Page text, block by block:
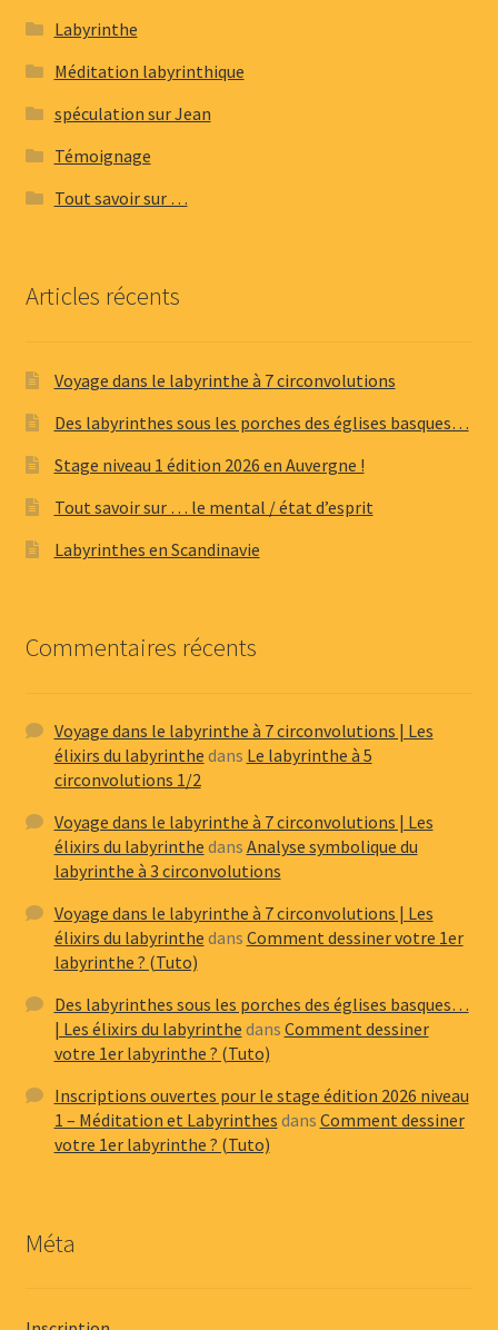
Labyrinthe
Méditation labyrinthique
spéculation sur Jean
Témoignage
Tout savoir sur …
Articles récents
Voyage dans le labyrinthe à 7 circonvolutions
Des labyrinthes sous les porches des églises basques…
Stage niveau 1 édition 2026 en Auvergne !
Tout savoir sur … le mental / état d’esprit
Labyrinthes en Scandinavie
Commentaires récents
Voyage dans le labyrinthe à 7 circonvolutions | Les
élixirs du labyrinthe dans Le labyrinthe à 5
circonvolutions 1/2
Voyage dans le labyrinthe à 7 circonvolutions | Les
élixirs du labyrinthe dans Analyse symbolique du
labyrinthe à 3 circonvolutions
Voyage dans le labyrinthe à 7 circonvolutions | Les
élixirs du labyrinthe dans Comment dessiner votre 1er
labyrinthe ? (Tuto)
Des labyrinthes sous les porches des églises basques…
| Les élixirs du labyrinthe dans Comment dessiner
votre 1er labyrinthe ? (Tuto)
Inscriptions ouvertes pour le stage édition 2026 niveau
1 – Méditation et Labyrinthes dans Comment dessiner
votre 1er labyrinthe ? (Tuto)
Méta